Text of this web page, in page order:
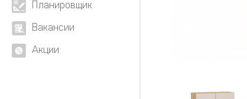
Планировщик
Вакансии
Акции